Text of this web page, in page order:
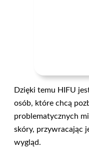
Dzięki temu HIFU
osób, które chcą
problematycznych
skóry, przywracając
wygląd.